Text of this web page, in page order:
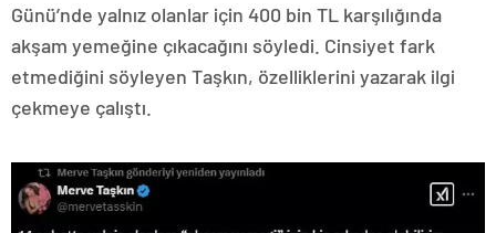
Günü’nde yalnız olanlar için 400 bin TL karşılığında
akşam yemeğine çıkacağını söyledi. Cinsiyet fark
etmediğini söyleyen Taşkın, özelliklerini yazarak ilgi
çekmeye çalıştı.